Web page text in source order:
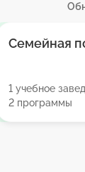
Семейная
1 учебное
2 программы